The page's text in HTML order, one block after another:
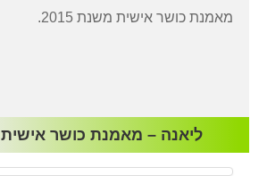
מאמנת כושר אישית משנת 2015.
ליאנה – מאמנת כושר אישית